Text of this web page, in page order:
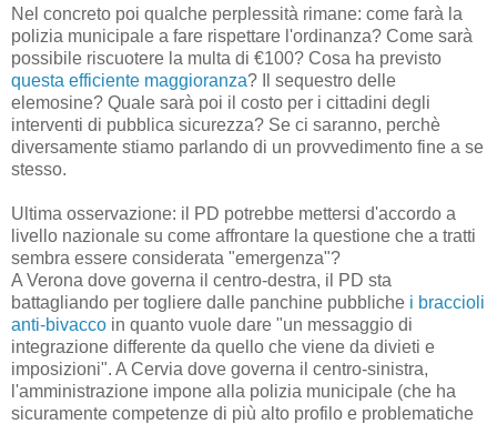
Nel concreto poi qualche perplessità rimane: come farà la
polizia municipale a fare rispettare l'ordinanza? Come sarà
possibile riscuotere la multa di €100? Cosa ha previsto
questa efficiente maggioranza? Il sequestro delle
elemosine? Quale sarà poi il costo per i cittadini degli
interventi di pubblica sicurezza? Se ci saranno, perchè
diversamente stiamo parlando di un provvedimento fine a se
stesso.
Ultima osservazione: il PD potrebbe mettersi d'accordo a
livello nazionale su come affrontare la questione che a tratti
sembra essere considerata "emergenza"?
A Verona dove governa il centro-destra, il PD sta
battagliando per togliere dalle panchine pubbliche i braccioli
anti-bivacco in quanto vuole dare "un messaggio di
integrazione differente da quello che viene da divieti e
imposizioni". A Cervia dove governa il centro-sinistra,
l'amministrazione impone alla polizia municipale (che ha
sicuramente competenze di più alto profilo e problematiche